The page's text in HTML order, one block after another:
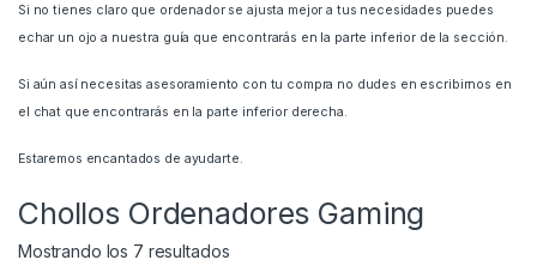
Si no tienes claro que ordenador se ajusta mejor a tus necesidades puedes
echar un ojo a nuestra guía que encontrarás en la parte inferior de la sección.
Si aúnasínecesitas asesoramiento con tu compra no dudes en escribirnos en
el chat que encontrarás en la parte inferior derecha.
Estaremos encantados de ayudarte.
Chollos Ordenadores Gaming
Mostrando los 7 resultadosOrdenado por precio: bajo a alto